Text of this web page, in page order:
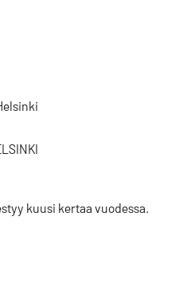
kuusi kertaa vuodessa.